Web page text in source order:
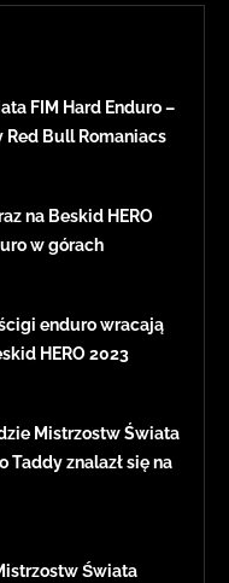
FIM Hard Enduro –
Bull Romaniacs
na Beskid HERO
w górach
enduro wracają
HERO 2023
Mistrzostw Świata
Taddy znalazł się na
Świata